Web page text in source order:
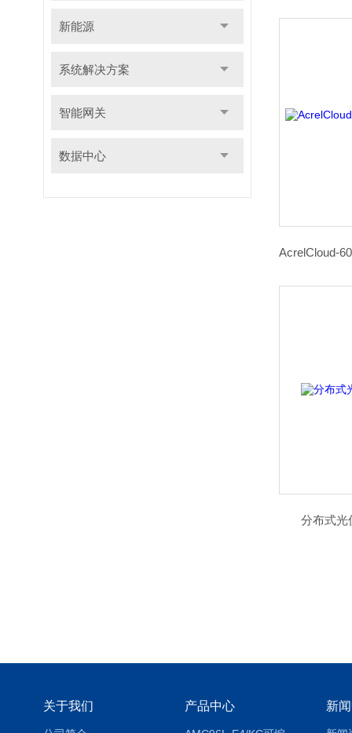
新能源
系统解决方案
智能网关
数据中心
分布式光
关于我们 产品中心 新